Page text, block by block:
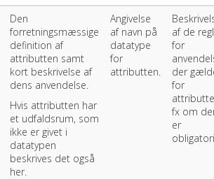
Den
forretningsmæssige
definition af
attributten samt
kort beskrivelse af
dens anvendelse.
Hvis attributten har
et udfaldsrum, som
ikke er givet i
datatypen
beskrives det også
her.
Angivelse
af navn på
datatype
for
attributten.
af de
for
der
for
fx om
er